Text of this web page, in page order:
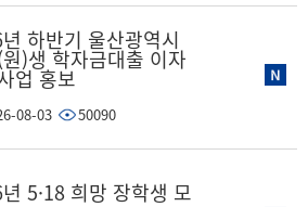
하반기 울산광역시
)생 학자금대출 이자
업 홍보
08-03 50090
5·18 희망 장학생 모